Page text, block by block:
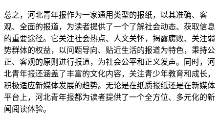
总之，河北青年报作为一家通用类型的报纸，以其准确、客
观、全面的报道，为读者提供了一个了解社会动态、获取信息
的重要途径。它关注社会热点、人文关怀，揭露腐败、关注弱
势群体的权益，以问题导向、贴近生活的报道为特色，秉持公
正、客观的原则进行报道，为社会公平和正义发声。同时，河
北青年报还涵盖了丰富的文化内容，关注青少年教育和成长，
积极适应新媒体发展的趋势。无论是在纸质报纸还是在新媒体
平台上，河北青年报都为读者提供了一个全方位、多元化的新
闻阅读体验。